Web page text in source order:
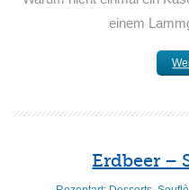
einem
Erdbeer –